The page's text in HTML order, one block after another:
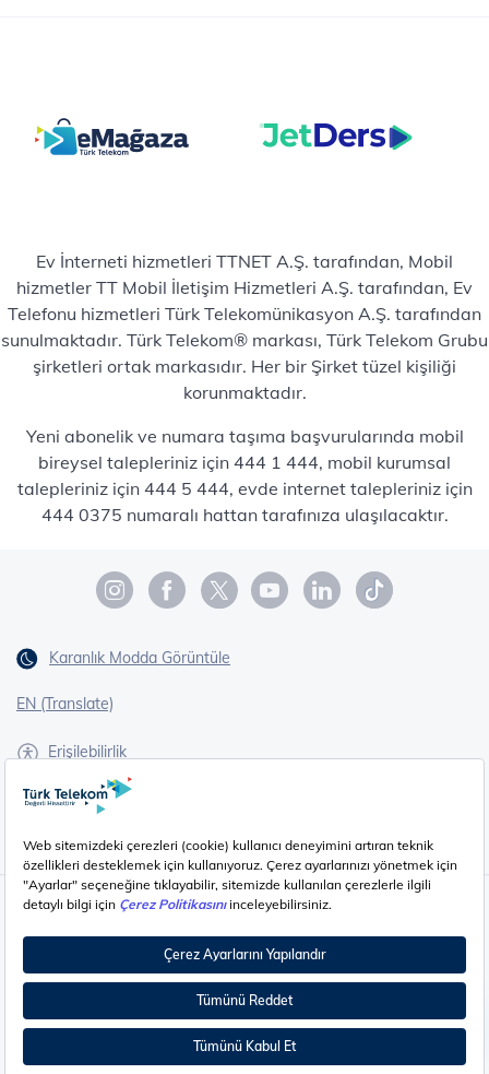
Ev İnterneti hizmetleri TTNET A.Ş. tarafından, Mobil
hizmetler TT Mobil İletişim Hizmetleri A.Ş. tarafından, Ev
Telefonu hizmetleri Türk Telekomünikasyon A.Ş. tarafından
sunulmaktadır. Türk Telekom® markası, Türk Telekom Grubu
şirketleri ortak markasıdır. Her bir Şirket tüzel kişiliği
korunmaktadır.
Yeni abonelik ve numara taşıma başvurularında mobil
bireysel talepleriniz için 444 1 444, mobil kurumsal
talepleriniz için 444 5 444, evde internet talepleriniz için
444 0375 numaralı hattan tarafınıza ulaşılacaktır.
Karanlık Modda Görüntüle
EN (Translate)
Erişilebilirlik
İşaret Dili Çevirisi
Çerez Ayarları